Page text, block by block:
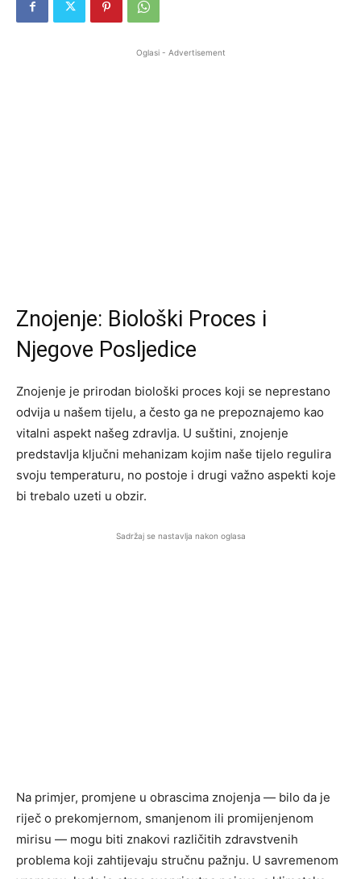
Oglasi - Advertisement
Znojenje: Biološki Proces i
Njegove Posljedice
Znojenje je prirodan biološki proces koji se neprestano
odvija u našem tijelu, a često ga ne prepoznajemo kao
vitalni aspekt našeg zdravlja. U suštini, znojenje
predstavlja ključni mehanizam kojim naše tijelo regulira
svoju temperaturu, no postoje i drugi važno aspekti koje
bi trebalo uzeti u obzir.
Sadržaj se nastavlja nakon oglasa
Na primjer, promjene u obrascima znojenja — bilo da je
riječ o prekomjernom, smanjenom ili promijenjenom
mirisu — mogu biti znakovi različitih zdravstvenih
problema koji zahtijevaju stručnu pažnju. U savremenom